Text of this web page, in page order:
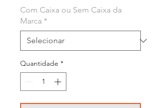
Com Caixa ou Sem Caixa da
Marca *
Quantidade *